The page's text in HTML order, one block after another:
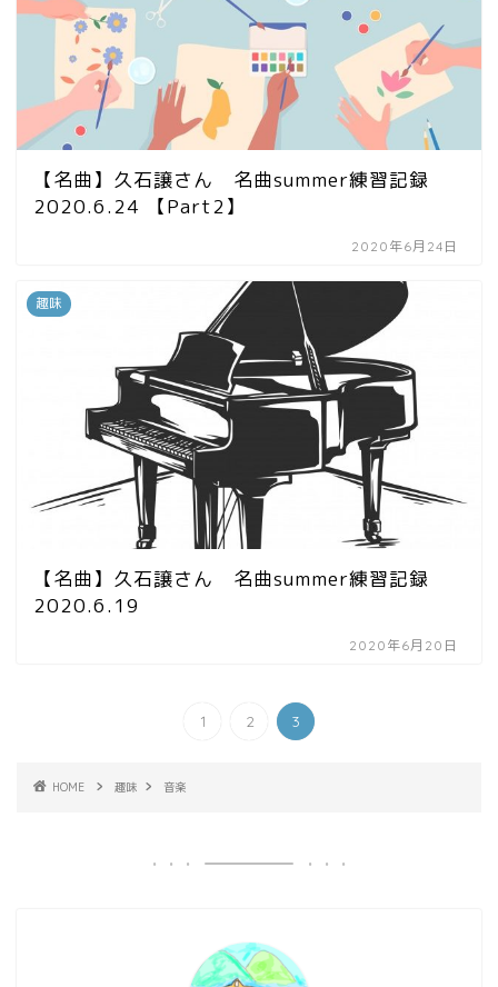
【名曲】久石譲さん 名曲summer練習記録
2020.6.24 【Part2】
2020年6月24日
趣味
【名曲】久石譲さん 名曲summer練習記録
2020.6.19
2020年6月20日
1 2 3
HOME 趣味 音楽